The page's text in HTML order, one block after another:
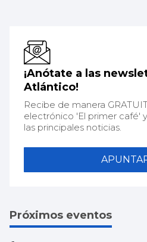
¡Anótate a las
Atlántico!
Recibe de manera
electrónico 'El primer café'
las principales noticias.
Próximos eventos